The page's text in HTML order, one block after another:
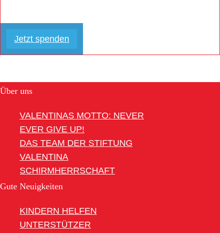
Jetzt spenden
Über uns
VALENTINAS MOTTO: NEVER
EVER GIVE UP!
DAS TEAM DER STIFTUNG
VALENTINA
SCHIRMHERRSCHAFT
Gute Neuigkeiten
KINDERN HELFEN
UNTERSTÜTZER